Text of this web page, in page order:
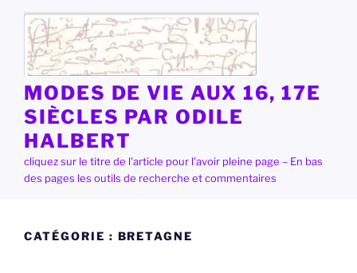
contenu
principal
MODES DE VIE AUX 16, 17E
SIÈCLES PAR ODILE
HALBERT
cliquez sur le titre de l'article pour l'avoir pleine page – En bas
des pages les outils de recherche et commentaires
CATÉGORIE : BRETAGNE